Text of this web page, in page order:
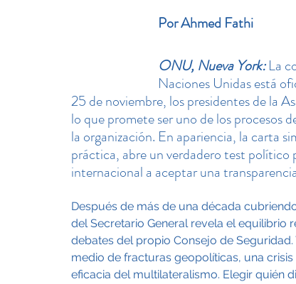
Por Ahmed Fathi
ONU, Nueva York: La
Naciones Unidas está
25 de noviembre, los presidentes de la
lo que promete ser uno de los procesos
la organización. En apariencia, la carta
práctica, abre un verdadero test
internacional a aceptar una
Después de más de una década
del Secretario General revela el
debates del propio Consejo de Seguridad.
medio de fracturas geopolíticas, una
eficacia del multilateralismo. Elegir quién